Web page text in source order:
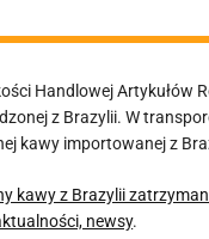
Handlowej Artykułów
z Brazylii. W
kawy importowanej z
kawy z Brazylii
newsy.